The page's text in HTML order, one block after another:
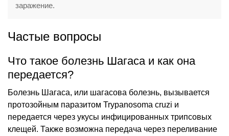
заражение.
Частые вопросы
Что такое болезнь Шагаса и как она
передается?
Болезнь Шагаса, или шагасова болезнь, вызывается
протозойным паразитом Trypanosoma cruzi и
передается через укусы инфицированных трипсовых
клещей. Также возможна передача через переливание